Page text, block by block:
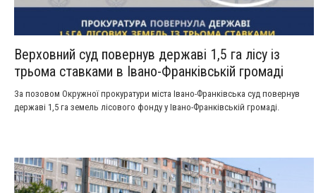
Верховний суд повернув державі 1,5 га лісу із
трьома ставками в Івано-Франківській громаді
За позовом Окружної прокуратури міста Івано-Франківська суд повернув
державі 1,5 га земель лісового фонду у Івано-Франківській громаді.